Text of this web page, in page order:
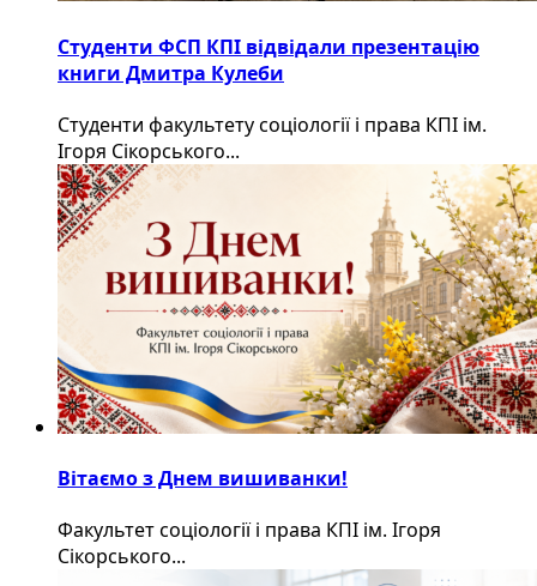
Студенти ФСП КПІ відвідали презентацію
книги Дмитра Кулеби
Студенти факультету соціології і права КПІ ім.
Ігоря Сікорського...
Вітаємо з Днем вишиванки!
Факультет соціології і права КПІ ім. Ігоря
Сікорського...